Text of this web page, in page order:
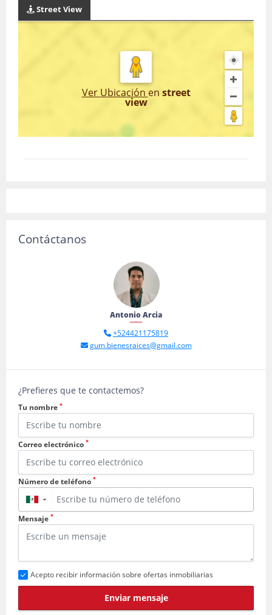
Street View
Ver Ubicación en street
view
Contáctanos
Antonio Arcia
+524421175819
gum.bienesraices@gmail.com
¿Prefieres que te contactemos?
Tu nombre *
Correo electrónico *
Número de teléfono *
▼
Mensaje *
Acepto recibir información sobre ofertas inmobiliarias
Enviar mensaje